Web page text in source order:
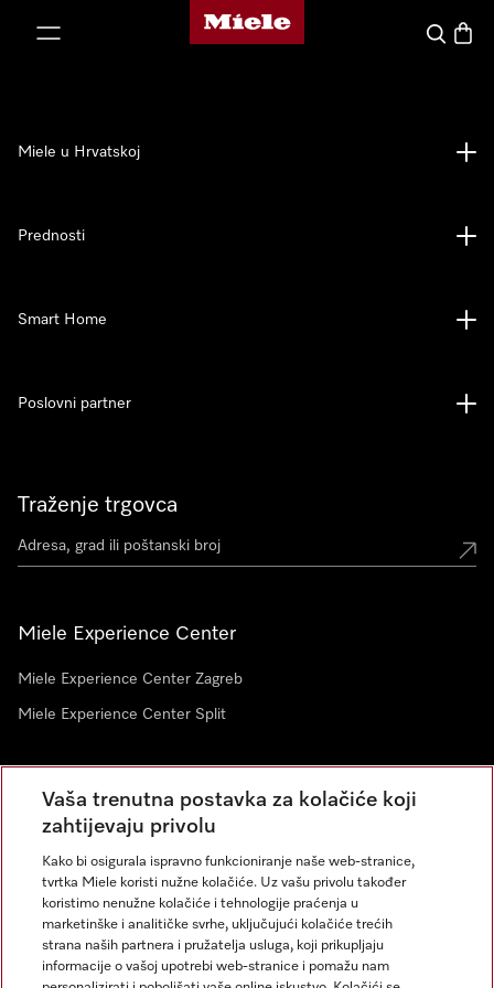
Miele početna stranica
Pretraga
Traženje trgovca
Miele Experience Center
Miele Experience Center Zagreb
Miele Experience Center Split
Newsletter
Miele u Hrvatskoj
Prednosti
Smart Home
Poslovni partner
Vaša trenutna postavka za kolačiće koji
zahtijevaju privolu
Kako bi osigurala ispravno funkcioniranje naše web-stranice,
tvrtka Miele koristi nužne kolačiće. Uz vašu privolu također
koristimo nenužne kolačiće i tehnologije praćenja u
marketinške i analitičke svrhe, uključujući kolačiće trećih
strana naših partnera i pružatelja usluga, koji prikupljaju
informacije o vašoj upotrebi web-stranice i pomažu nam